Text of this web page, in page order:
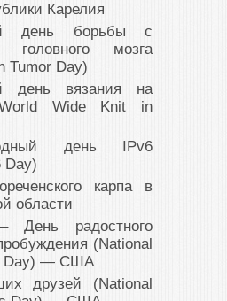
Карелия
день борьбы с
головного мозга
Tumor Day)
день вязания на
Wide Knit in
день IPv6
Day)
карпа в
области
радостного
(National
Day) — США
друзей (National